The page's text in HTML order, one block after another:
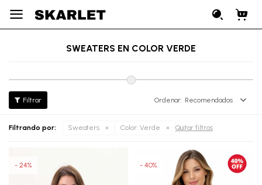

SWEATERS EN COLOR VERDE
Recomendados
Filtrando por: Sweaters Color: Verde Quitar filtros
24 40